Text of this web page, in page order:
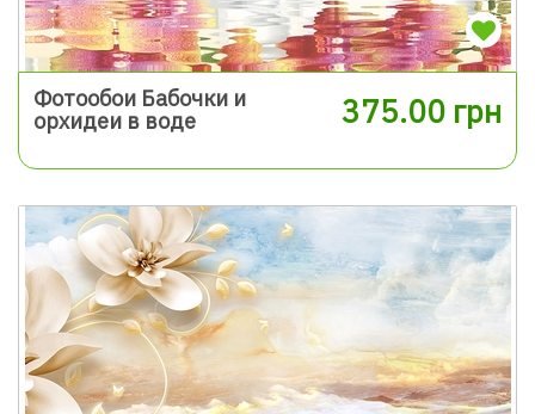
Фотообои Бабочки и
орхидеи в воде
375.00 грн